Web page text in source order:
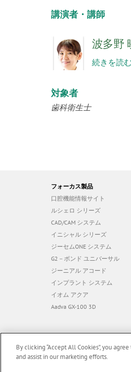
講演者・講師
波多野
続きを読む
対象者
歯科衛生士
フォーカス製品
口腔機能情報サイト
ルシェロ シリーズ
CAD/CAM システム
イニシャル シリーズ
ジーセムONE システム
G2－ボンド ユニバーサル
ジーニアル アコード
インプラント システム
イオム アクア
Aadva GX-100 3D
By clicking “Accept All Cookies”, you
and assist in our marketing efforts.